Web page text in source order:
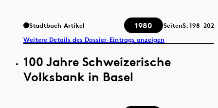
Stadtbuch-Artikel 1980 SeitenS.198–202
Weitere Details des Dossier-Eintrags anzeigen
100 Jahre Schweizerische
Volksbank in Basel